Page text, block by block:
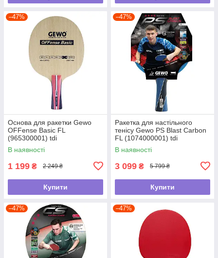
–47%
Основа для ракетки Gewo
OFFense Basic FL
(965300001) tdi
В наявності
1 199 ₴ 2 249 ₴
Купити
–47%
Ракетка для настільного
тенісу Gewo PS Blast Carbon
FL (1074000001) tdi
В наявності
3 099 ₴ 5 799 ₴
Купити
–47% –47%